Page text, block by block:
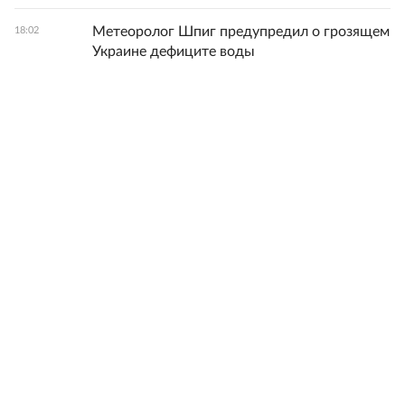
18:02
Метеоролог Шпиг предупредил о грозящем
Украине дефиците воды